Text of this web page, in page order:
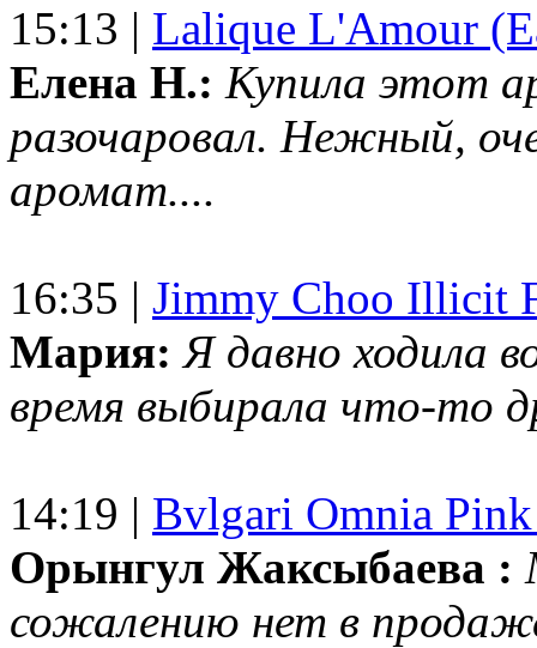
15:13 | Lalique L'Amour
Елена Н.: Купила этот
разочаровал. Нежный,
аромат....
16:35 | Jimmy Choo Illicit
Мария: Я давно ходила
время выбирала что-то
14:19 | Bvlgari Omnia
Орынгул Жаксыбаева :
сожалению нет в